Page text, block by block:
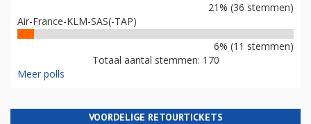
21% (36 stemmen)
Air-France-KLM-SAS(-TAP)
6% (11 stemmen)
Totaal aantal stemmen: 170
Meer polls
VOORDELIGE RETOURTICKETS